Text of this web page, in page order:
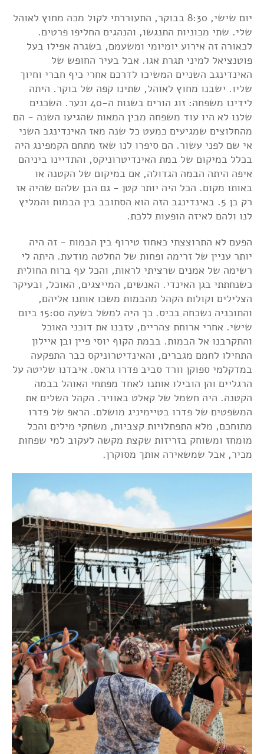
יום שישי, 8:30 בבוקר, התעוררתי לקול מכה מחוץ לאוהל
שלי. שתי מכוניות התנגשו, והנהגים החליפו פרטים.
לכאורה זה אירוע יומיומי ומשעמם, בשגרה אפילו בעל
פוטנציאל למיני תגרת אגו. אבל בעיר החופש של
האינדינגב השניים המשיכו לדרכם אחרי כיף חברי וחיוך
שליו. ישבנו מחוץ לאוהל, שתינו קפה של בוקר. היתה
לידינו משפחה: זוג הורים בשנות ה-40 ונער. השכנים
שלנו לא היו עוד משפחה מבין המאות שהגיעו השנה - הם
מהחלוצים שמגיעים כמעט כל שנה מאז האינדינגב השני
אי שם לפני עשור. הם סיפרו לנו שאז מתחם הקמפינג היה
בכלל במיקום של במת האינדיטרוניקס, והתדיינו ביניהם
איפה היתה הבמה הגדולה, אם במיקום של הקטנה או
באותו מקום. הכל היה יותר קטן - גם הבן שלהם שהיה אז
רק בן 5. באינדינגב הזה הוא הסתובב בין הבמות והמליץ
לנו ולהם לאיזה הופעות ללכת.
הפעם לא התרוצצתי כאחוז טירוף בין הבמות - זה היה
יותר עניין של זרימה ופחות של החלטה מודעת. היתה לי
רשימה של אמנים שרציתי לראות, והכל עף ברוח החולית
כשנחתתי בגן האינדי. האנשים, המייצגים, האוכל, ובעיקר
הצלילים וקולות הקהל מהבמות משכו אותנו אליהם,
והתוכניה נשכחה בכיס. כך היה למשל בשעה 15:00 ביום
שישי. אחרי ארוחת צהריים, עזבנו את דוכני האוכל
והתקרבנו אל הבמות. בבמת הקוף יוסי פיין ובן איילון
התחילו לחמם מגברים, והאינדיטרוניקס כבר התפקעה
במדקלמי ספוקן וורד סביב פדרו גראס. איבדנו שליטה על
הרגליים והן הובילו אותנו לאחד מפתחי האוהל בבמה
הקטנה. היה חשמל של קאלט באוויר. הקהל השלים את
המשפטים של פדרו בטיימיניג מושלם. הראפ של פדרו
מתוחכם, מלא התפתלויות קצביות, משחקי מילים והכל
מומחז ומשוחק בזריזות שקצת מקשה לעקוב למי שפחות
מכיר, אבל שמשאירה אותך מסוקרן.